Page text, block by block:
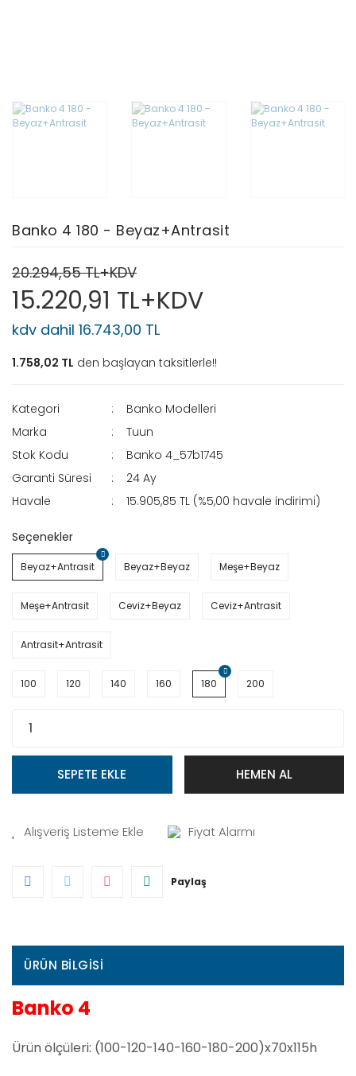
Banko 4 180 - Beyaz+Antrasit
20.294,55 TL+KDV
15.220,91 TL+KDV
kdv dahil 16.743,00 TL
1.758,02 TL den başlayan taksitlerle!!
Kategori
Banko Modelleri
Marka
Tuun
Stok Kodu
Banko 4_57b1745
Garanti Süresi
24 Ay
Havale
15.905,85 TL (%5,00 havale indirimi)
Seçenekler
Beyaz+Antrasit Beyaz+Beyaz Meşe+Beyaz
Meşe+Antrasit Ceviz+Beyaz Ceviz+Antrasit
Antrasit+Antrasit
100 120 140 160 180 200
SEPETE EKLE HEMEN AL
Fiyat Alarmı
Paylaş
ÜRÜN BILGISI
Banko 4
Ürün ölçüleri: (100-120-140-160-180-200)x70x115h